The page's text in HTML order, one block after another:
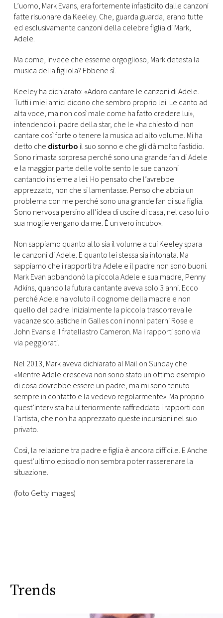
L’uomo, Mark Evans, era fortemente infastidito dalle canzoni
fatte risuonare da Keeley. Che, guarda guarda, erano tutte
ed esclusivamente canzoni della celebre figlia di Mark,
Adele.
Ma come, invece che esserne orgoglioso, Mark detesta la
musica della figliola? Ebbene sì.
Keeley ha dichiarato: «Adoro cantare le canzoni di Adele.
Tutti i miei amici dicono che sembro proprio lei. Le canto ad
alta voce, ma non così male come ha fatto credere lui»,
intendendo il padre della star, che le «ha chiesto di non
cantare così forte o tenere la musica ad alto volume. Mi ha
detto che disturbo il suo sonno e che gli dà molto fastidio.
Sono rimasta sorpresa perché sono una grande fan di Adele
e la maggior parte delle volte sento le sue canzoni
cantando insieme a lei. Ho pensato che l’avrebbe
apprezzato, non che si lamentasse. Penso che abbia un
problema con me perché sono una grande fan di sua figlia.
Sono nervosa persino all’idea di uscire di casa, nel caso lui o
sua moglie vengano da me. È un vero incubo».
Non sappiamo quanto alto sia il volume a cui Keeley spara
le canzoni di Adele. E quanto lei stessa sia intonata. Ma
sappiamo che i rapporti tra Adele e il padre non sono buoni.
Mark Evan abbandonò la piccola Adele e sua madre, Penny
Adkins, quando la futura cantante aveva solo 3 anni. Ecco
perché Adele ha voluto il cognome della madre e non
quello del padre. Inizialmente la piccola trascorreva le
vacanze scolastiche in Galles con i nonni paterni Rose e
John Evans e il fratellastro Cameron. Ma i rapporti sono via
via peggiorati.
Nel 2013, Mark aveva dichiarato al Mail on Sunday che
«Mentre Adele cresceva non sono stato un ottimo esempio
di cosa dovrebbe essere un padre, ma mi sono tenuto
sempre in contatto e la vedevo regolarmente». Ma proprio
quest’intervista ha ulteriormente raffreddato i rapporti con
l’artista, che non ha apprezzato queste incursioni nel suo
privato.
Così, la relazione tra padre e figlia è ancora difficile. E Anche
quest’ultimo episodio non sembra poter rasserenare la
situazione.
(foto Getty Images)
Trends